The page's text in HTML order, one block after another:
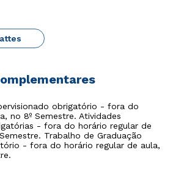
obrigatório - fora do
no 8º Semestre. Atividades
- fora do horário regular de
Trabalho de Graduação
- fora do horário regular de aula,
ou